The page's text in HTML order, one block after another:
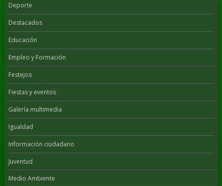
Deporte
Destacados
Educación
Empleo y Formación
Festejos
Fiestas y eventos
Galería multimedia
Igualdad
Información ciudadano
Juventud
Medio Ambiente